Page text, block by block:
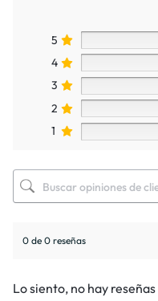
5
4
3
2
1
0 de 0 reseñas
Lo siento, no hay